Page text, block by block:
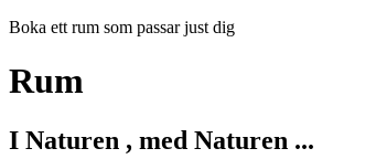
Boka ett rum som passar just dig
Rum
I Naturen , med Naturen ...